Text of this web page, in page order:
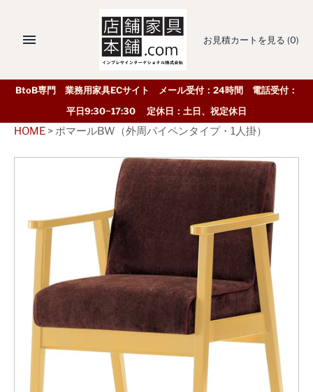
お見積カートを見る (0)
BtoB専門 業務用家具ECサイト メール受付：24時間 電話受付：
平日9:30~17:30 定休日：土日、祝定休日
HOME >ポマールBW（外周パイペンタイプ・1人掛）